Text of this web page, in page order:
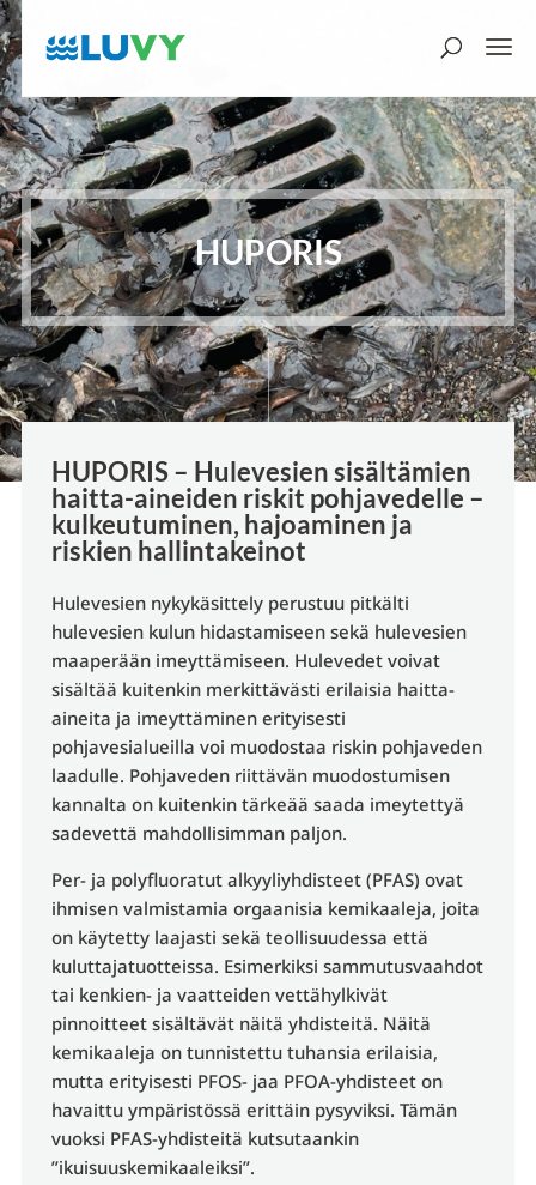
HUPORIS
HUPORIS – Hulevesien sisältämien
haitta-aineiden riskit pohjavedelle –
kulkeutuminen, hajoaminen ja
riskien hallintakeinot
Hulevesien nykykäsittely perustuu pitkälti
hulevesien kulun hidastamiseen sekä hulevesien
maaperään imeyttämiseen. Hulevedet voivat
sisältää kuitenkin merkittävästi erilaisia haitta-
aineita ja imeyttäminen erityisesti
pohjavesialueilla voi muodostaa riskin pohjaveden
laadulle. Pohjaveden riittävän muodostumisen
kannalta on kuitenkin tärkeää saada imeytettyä
sadevettä mahdollisimman paljon.
Per- ja polyfluoratut alkyyliyhdisteet (PFAS) ovat
ihmisen valmistamia orgaanisia kemikaaleja, joita
on käytetty laajasti sekä teollisuudessa että
kuluttajatuotteissa. Esimerkiksi sammutusvaahdot
tai kenkien- ja vaatteiden vettähylkivät
pinnoitteet sisältävät näitä yhdisteitä. Näitä
kemikaaleja on tunnistettu tuhansia erilaisia,
mutta erityisesti PFOS- jaa PFOA-yhdisteet on
havaittu ympäristössä erittäin pysyviksi. Tämän
vuoksi PFAS-yhdisteitä kutsutaankin
”ikuisuuskemikaaleiksi”.